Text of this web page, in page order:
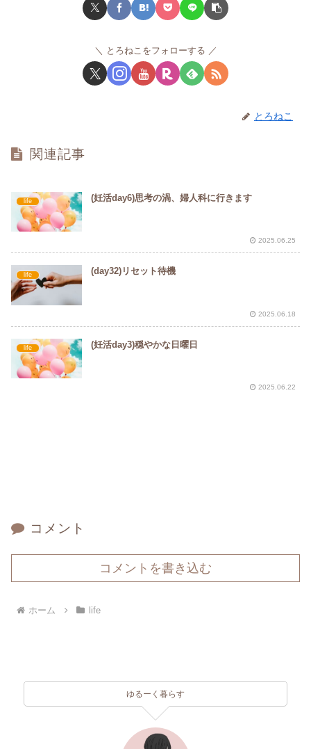
とろねこをフォローする
とろねこ
関連記事
life (妊活day6)思考の渦、婦人科に行きます
2025.06.25
life (day32)リセット待機
2025.06.18
life (妊活day3)穏やかな日曜日
2025.06.22
コメント
コメントを書き込む
ホーム life
ゆるーく暮らす